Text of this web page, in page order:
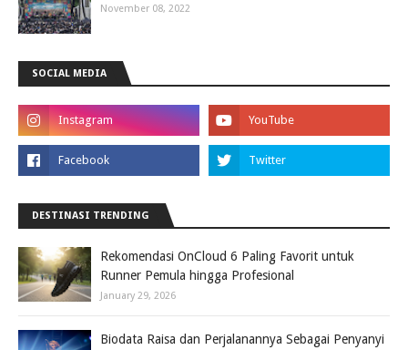
November 08, 2022
SOCIAL MEDIA
DESTINASI TRENDING
Rekomendasi OnCloud 6 Paling Favorit untuk
Runner Pemula hingga Profesional
January 29, 2026
Biodata Raisa dan Perjalanannya Sebagai Penyanyi